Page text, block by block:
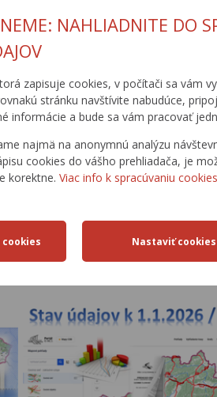
NAHLIADNITE DO
zapisuje cookies, v počítači sa vám
stránku navštívite nabudúce,
informácie a bude sa vám pracovať
najmä na anonymnú analýzu
cookies do vášho prehliadača, je
korektne. Viac info k spracúvaniu
DOPRAVNÉ
TRASY
AKTUÁLNE